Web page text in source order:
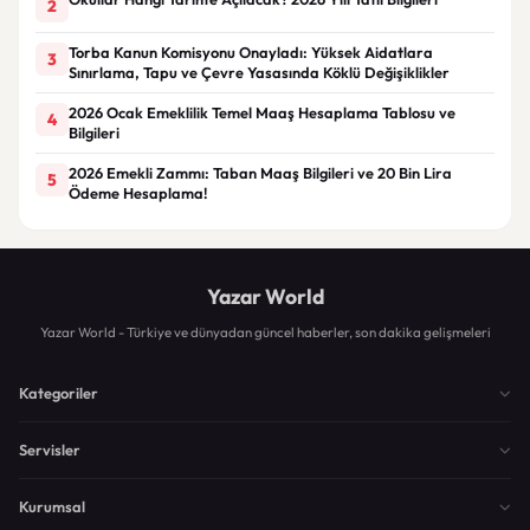
2
3
Torba Kanun Komisyonu Onayladı: Yüksek Aidatlara
Sınırlama, Tapu ve Çevre Yasasında Köklü Değişiklikler
4
2026 Ocak Emeklilik Temel Maaş Hesaplama Tablosu ve
Bilgileri
5
2026 Emekli Zammı: Taban Maaş Bilgileri ve 20 Bin Lira
Ödeme Hesaplama!
Yazar World
Yazar World - Türkiye ve dünyadan güncel haberler, son dakika gelişmeleri
Kategoriler
Servisler
Kurumsal